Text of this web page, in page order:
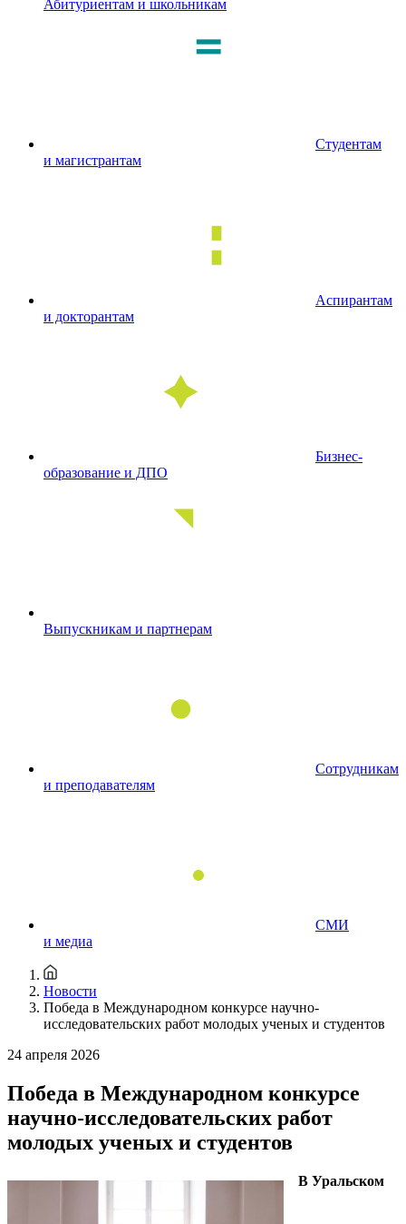
Абитуриентам и школьникам
Студентам
и магистрантам
Аспирантам
и докторантам
Бизнес-
образование и ДПО
Выпускникам и партнерам
Сотрудникам
и преподавателям
СМИ
и медиа
Новости
Победа в Международном конкурсе научно-
исследовательских работ молодых ученых и студентов
24 апреля 2026
Победа в Международном конкурсе
научно-исследовательских работ
молодых ученых и студентов
В Уральском